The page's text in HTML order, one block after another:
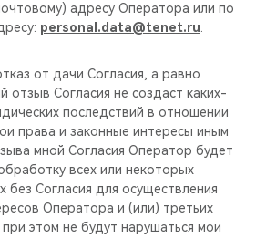
адресу Оператора или по
personal.data@tenet.ru
от дачи Согласия, а равно
отзыв Согласия не создаст каких-
последствий в отношении
права и законные интересы иным
мной Согласия Оператор будет
всех или некоторых
без Согласия для осуществления
Оператора и (или) третьих
этом не будут нарушаться мои